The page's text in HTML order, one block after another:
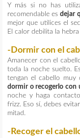
Y más si no has
recomendable esdejar
mejor que utilices el
El calor debilita la
-Dormir con el
Amanecer con el
toda la noche suelto.
tengan el cabello muy
dormir o recogerlo con
noche y haga
frizz. Eso sí, debes
mitad.
-Recoger el